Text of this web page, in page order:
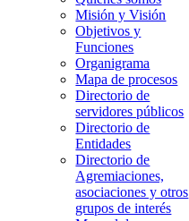
Misión y Visión
Objetivos y
Funciones
Organigrama
Mapa de procesos
Directorio de
servidores públicos
Directorio de
Entidades
Directorio de
Agremiaciones,
asociaciones y otros
grupos de interés